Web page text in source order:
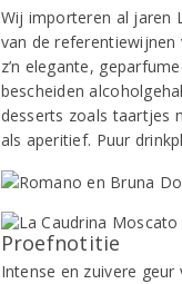
Wij importeren al jaren
van de referentiewijnen
z’n elegante,
bescheiden
desserts zoals taartjes
als aperitief. Puur
Proefnotitie
Intense en zuivere